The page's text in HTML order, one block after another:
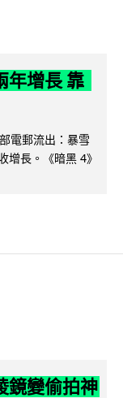
年增長 靠
電郵流出：暴雪
增長。《暗黑 4》
鏡變偷拍神